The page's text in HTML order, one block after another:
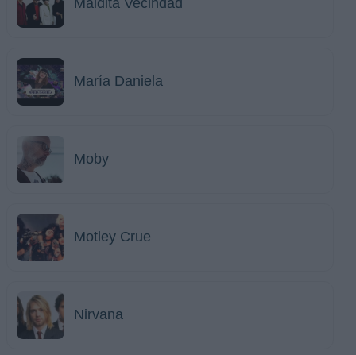
María Daniela
Moby
Motley Crue
Nirvana